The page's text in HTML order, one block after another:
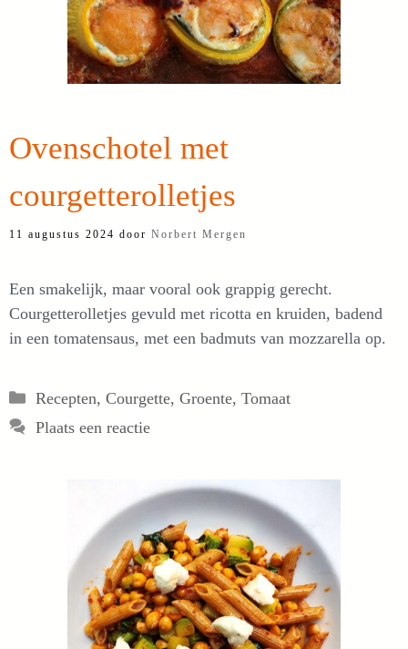
Ovenschotel met
courgetterolletjes
11 augustus 2024 door Norbert Mergen
Een smakelijk, maar vooral ook grappig gerecht.
Courgetterolletjes gevuld met ricotta en kruiden, badend
in een tomatensaus, met een badmuts van mozzarella op.
Categorieën
Recepten, Courgette, Groente, Tomaat
Plaats een reactie